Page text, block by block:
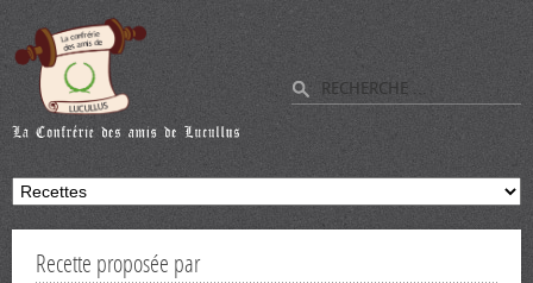
Recette proposée par